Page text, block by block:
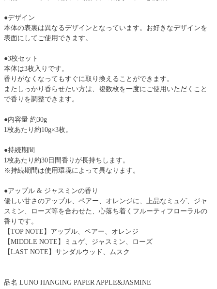
●デザイン
本体の表裏は異なるデザインとなっています。お好きなデザインを
表面にしてご使用できます。
●3枚セット
本体は3枚入りです。
香りがなくなってもすぐに取り換えることができます。
またしっかり香らせたい方は、複数枚を一度にご使用いただくこと
で香りを調整できます。
●内容量 約30g
1枚あたり約10g×3枚。
●持続期間
1枚あたり約30日間香りが長持ちします。
※持続期間は使用環境によって異なります。
●アップル & ジャスミンの香り
優しい甘さのアップル、ペアー、オレンジに、上品なミュゲ、ジャ
スミン、ローズ等を合わせた、心落ち着くフルーティフローラルの
香りです。
【TOP NOTE】アップル、ペアー、オレンジ
【MIDDLE NOTE】ミュゲ、ジャスミン、ローズ
【LAST NOTE】サンダルウッド、ムスク
品名 LUNO HANGING PAPER APPLE&JASMINE